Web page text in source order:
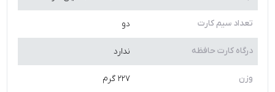
تعداد سیم کارت دو
درگاه کارت حافظه ندارد
وزن ۲۲۷ گرم